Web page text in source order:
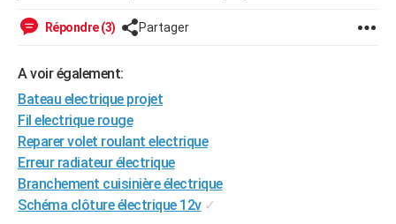
GUIDES D'ACHAT
CARTE DE VOEUX
Carte de Noël
Carte Bonne année
Carte Saint-Valentin
Carte Pâques
Carte d'anniversaire
DICTIONNAIRE
Dictionnaire
Biographies
Citations
Expressions
Proverbes
PROGRAMME TV
COPAINS D'AVANT
Répondre (3) Partager
A voir également:
Bateau electrique projet
Fil electrique rouge
Reparer volet roulant electrique
Erreur radiateur électrique
Branchement cuisinière électrique
Schéma clôture électrique 12v ✓